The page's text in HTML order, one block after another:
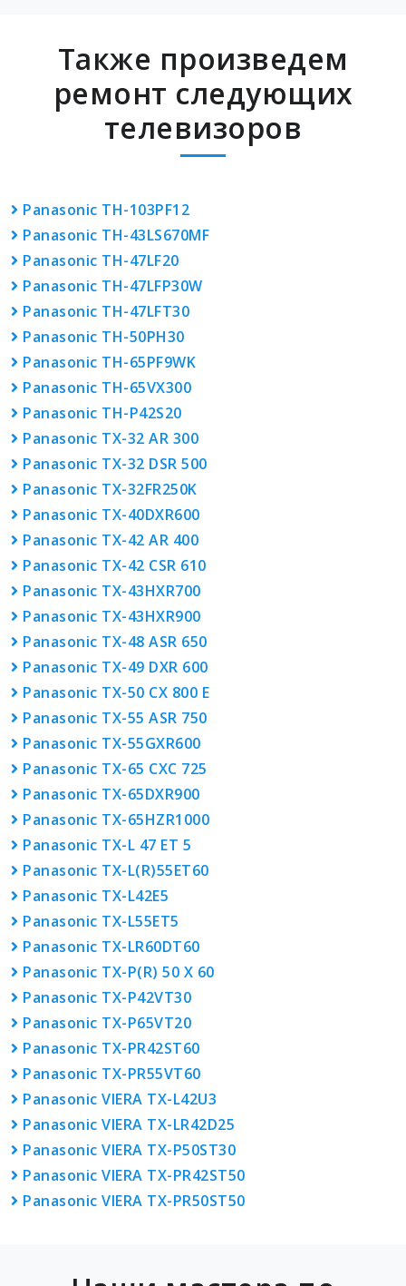
Также произведем
ремонт следующих
телевизоров
Panasonic TH-103PF12
Panasonic TH-43LS670MF
Panasonic TH-47LF20
Panasonic TH-47LFP30W
Panasonic TH-47LFT30
Panasonic TH-50PH30
Panasonic TH-65PF9WK
Panasonic TH-65VX300
Panasonic TH-P42S20
Panasonic TX-32 AR 300
Panasonic TX-32 DSR 500
Panasonic TX-32FR250K
Panasonic TX-40DXR600
Panasonic TX-42 AR 400
Panasonic TX-42 CSR 610
Panasonic TX-43HXR700
Panasonic TX-43HXR900
Panasonic TX-48 ASR 650
Panasonic TX-49 DXR 600
Panasonic TX-50 CX 800 E
Panasonic TX-55 ASR 750
Panasonic TX-55GXR600
Panasonic TX-65 CXC 725
Panasonic TX-65DXR900
Panasonic TX-65HZR1000
Panasonic TX-L 47 ET 5
Panasonic TX-L(R)55ET60
Panasonic TX-L42E5
Panasonic TX-L55ET5
Panasonic TX-LR60DT60
Panasonic TX-P(R) 50 X 60
Panasonic TX-P42VT30
Panasonic TX-P65VT20
Panasonic TX-PR42ST60
Panasonic TX-PR55VT60
Panasonic VIERA TX-L42U3
Panasonic VIERA TX-LR42D25
Panasonic VIERA TX-P50ST30
Panasonic VIERA TX-PR42ST50
Panasonic VIERA TX-PR50ST50